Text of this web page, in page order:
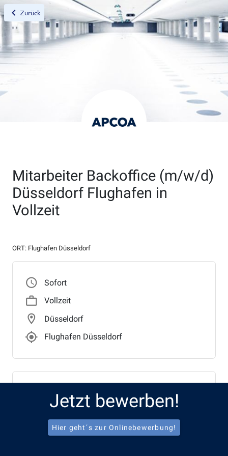
chevron_leftZurück
Mitarbeiter Backoffice (m/w/d)
Düsseldorf Flughafen in
Vollzeit
ORT: Flughafen Düsseldorf
access_time Sofort
work_outline Vollzeit
location_on Düsseldorf
gps_fixed_outlined
Flughafen Düsseldorf
Benefits
Freies APCOA Parken
Jetzt bewerben!
Hier geht´s zur Onlinebewerbung!